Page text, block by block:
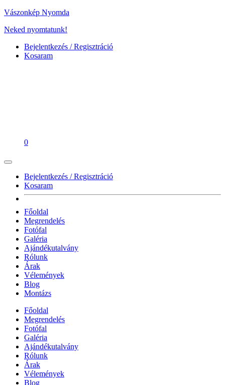
Vászonkép Nyomda
Neked nyomtatunk!
Bejelentkezés / Regisztráció
Kosaram
0
Bejelentkezés / Regisztráció
Kosaram
Főoldal
Megrendelés
Fotófal
Galéria
Ajándékutalvány
Rólunk
Árak
Vélemények
Blog
Montázs
Főoldal
Megrendelés
Fotófal
Galéria
Ajándékutalvány
Rólunk
Árak
Vélemények
Blog